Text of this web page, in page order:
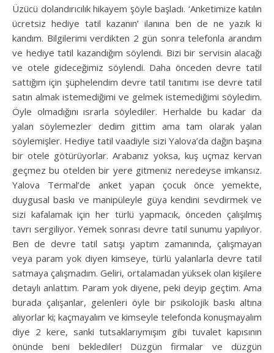
Üzücü dolandırıcılık hikayem şöyle başladı. ‘Anketimize katılın
ücretsiz hediye tatil kazanın’ ilanına ben de ne yazık ki
kandım. Bilgilerimi verdikten 2 gün sonra telefonla arandım
ve hediye tatil kazandığım söylendi. Bizi bir servisin alacağı
ve otele gideceğimiz söylendi. Daha önceden devre tatil
sattığım için şüphelendim devre tatil tanıtımı ise devre tatil
satın almak istemediğimi ve gelmek istemediğimi söyledim.
Öyle olmadığını ısrarla söylediler. Herhalde bu kadar da
yalan söylemezler dedim gittim ama tam olarak yalan
söylemişler. Hediye tatil vaadiyle sizi Yalova’da dağın başına
bir otele götürüyorlar. Arabanız yoksa, kuş uçmaz kervan
geçmez bu otelden bir yere gitmeniz neredeyse imkansız.
Yalova Termal’de anket yapan çocuk önce yemekte,
duygusal baskı ve manipüleyle güya kendini sevdirmek ve
sizi kafalamak için her türlü yapmacık, önceden çalışılmış
tavrı sergiliyor. Yemek sonrası devre tatil sunumu yapılıyor.
Ben de devre tatil satışı yaptım zamanında, çalışmayan
veya param yok diyen kimseye, türlü yalanlarla devre tatil
satmaya çalışmadım. Geliri, ortalamadan yüksek olan kişilere
detaylı anlattım. Param yok diyene, peki deyip geçtim. Ama
burada çalışanlar, gelenleri öyle bir psikolojik baskı altına
alıyorlar ki; kaçmayalım ve kimseyle telefonda konuşmayalım
diye 2 kere, sanki tutsaklarıymışım gibi tuvalet kapısının
önünde beni beklediler! Düzgün firmalar ve düzgün